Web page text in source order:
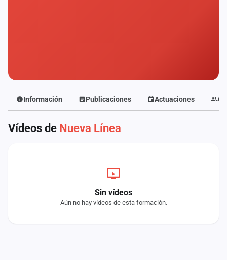
Información Publicaciones Actuaciones
Vídeos de Nueva Línea
Sin vídeos
Aún no hay vídeos de esta formación.
Agencias
Rankings